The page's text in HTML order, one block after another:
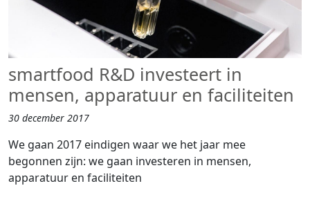
smartfood R&D investeert in
mensen, apparatuur en faciliteiten
30 december 2017
We gaan 2017 eindigen waar we het jaar mee
begonnen zijn: we gaan investeren in mensen,
apparatuur en faciliteiten